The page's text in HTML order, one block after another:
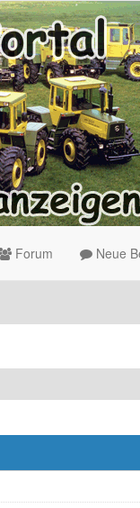
Forum Neue